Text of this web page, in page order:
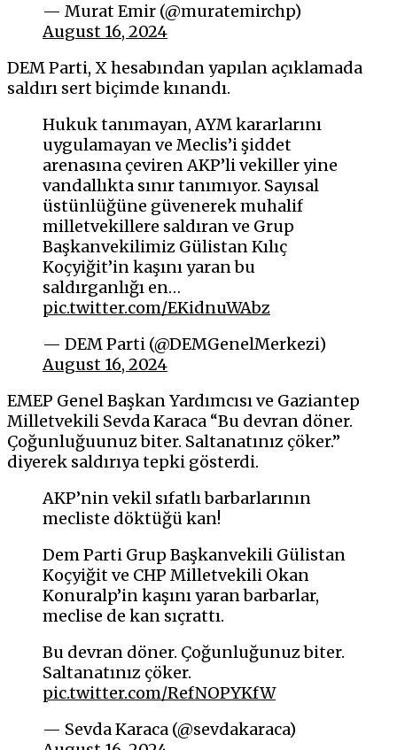
— Murat Emir (@muratemirchp)
August 16, 2024
DEM Parti, X hesabından yapılan açıklamada
saldırı sert biçimde kınandı.
Hukuk tanımayan, AYM kararlarını
uygulamayan ve Meclis’i şiddet
arenasına çeviren AKP’li vekiller yine
vandallıkta sınır tanımıyor. Sayısal
üstünlüğüne güvenerek muhalif
milletvekillere saldıran ve Grup
Başkanvekilimiz Gülistan Kılıç
Koçyiğit’in kaşını yaran bu
saldırganlığı en…
pic.twitter.com/EKidnuWAbz
— DEM Parti (@DEMGenelMerkezi)
August 16, 2024
EMEP Genel Başkan Yardımcısı ve Gaziantep
Milletvekili Sevda Karaca “Bu devran döner.
Çoğunluğuunuz biter. Saltanatınız çöker.”
diyerek saldırıya tepki gösterdi.
AKP’nin vekil sıfatlı barbarlarının
mecliste döktüğü kan!
Dem Parti Grup Başkanvekili Gülistan
Koçyiğit ve CHP Milletvekili Okan
Konuralp’in kaşını yaran barbarlar,
meclise de kan sıçrattı.
Bu devran döner. Çoğunluğunuz biter.
Saltanatınız çöker.
pic.twitter.com/RefNOPYKfW
— Sevda Karaca (@sevdakaraca)